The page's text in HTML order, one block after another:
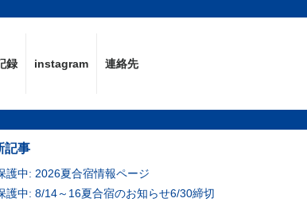
録 instagram 連絡先
記事
護中: 2026夏合宿情報ページ
護中: 8/14～16夏合宿のお知らせ6/30締切